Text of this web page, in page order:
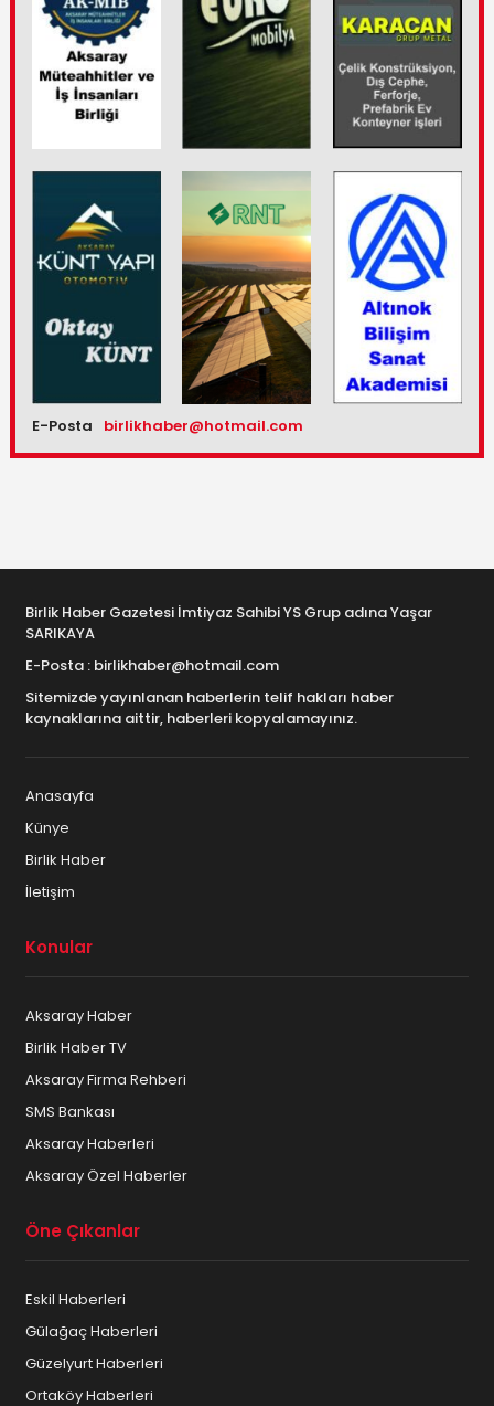
E-Posta birlikhaber@hotmail.com
Birlik Haber Gazetesi İmtiyaz Sahibi YS Grup adına Yaşar
SARIKAYA
E-Posta : birlikhaber@hotmail.com
Sitemizde yayınlanan haberlerin telif hakları haber
kaynaklarına aittir, haberleri kopyalamayınız.
Anasayfa
Künye
Birlik Haber
İletişim
Konular
Aksaray Haber
Birlik Haber TV
Aksaray Firma Rehberi
SMS Bankası
Aksaray Haberleri
Aksaray Özel Haberler
Öne Çıkanlar
Eskil Haberleri
Gülağaç Haberleri
Güzelyurt Haberleri
Ortaköy Haberleri